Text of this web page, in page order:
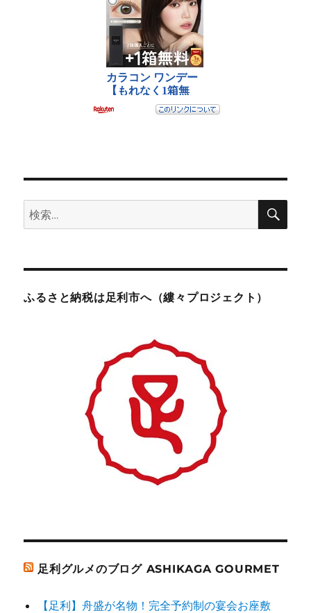
検
索:
検
ふるさと納税は足利市へ（縷々プロジェクト）
足利グルメのブログ ASHIKAGA GOURMET
【足利】舟盛が名物！完全予約制の宴会お座敷